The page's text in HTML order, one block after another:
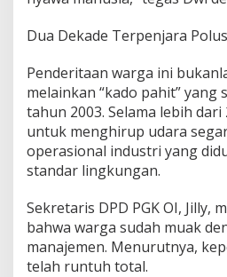
G
O
g
n
I
l
i
r
S
i
a
p
k
Dua Dekade Terpenjara
Penderitaan warga ini
melainkan “kado pahit” yang
tahun 2003. Selama lebih
untuk menghirup udara
operasional industri yang
standar lingkungan.
Sekretaris DPD PGK OI, Jilly,
bahwa warga sudah muak
manajemen. Menurutnya,
telah runtuh total.